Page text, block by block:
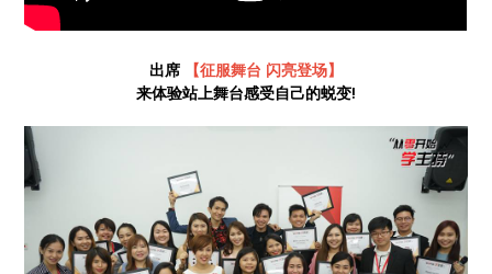
出席 【征服舞台 闪亮登场】
来体验站上舞台感受自己的蜕变!